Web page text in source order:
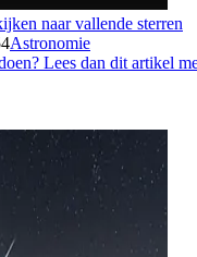
naar vallende sterren
Astronomie
Lees dan dit artikel